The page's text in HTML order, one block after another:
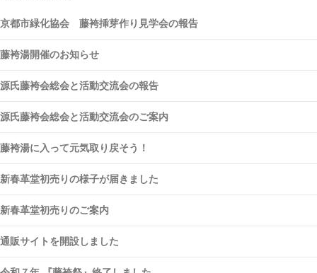
京都市緑化協会 藤袴挿芽作り見学会の報告
藤袴湯開催のお知らせ
源氏藤袴会総会と活動交流会の報告
源氏藤袴会総会と活動交流会のご案内
藤袴湯に入って元気取り戻そう！
新春革堂初売りの様子が届きました
新春革堂初売りのご案内
通販サイトを開設しました